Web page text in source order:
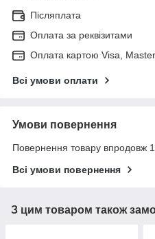
Післяплата
Оплата за реквізитами
Оплата картою Visa,
Всі умови оплати
Умови повернення
Повернення товару впродовж
Всі умови повернення
З цим товаром також